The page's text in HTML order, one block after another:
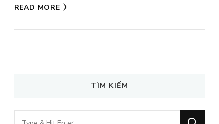
READ MORE
TÌM KIẾM
Looking